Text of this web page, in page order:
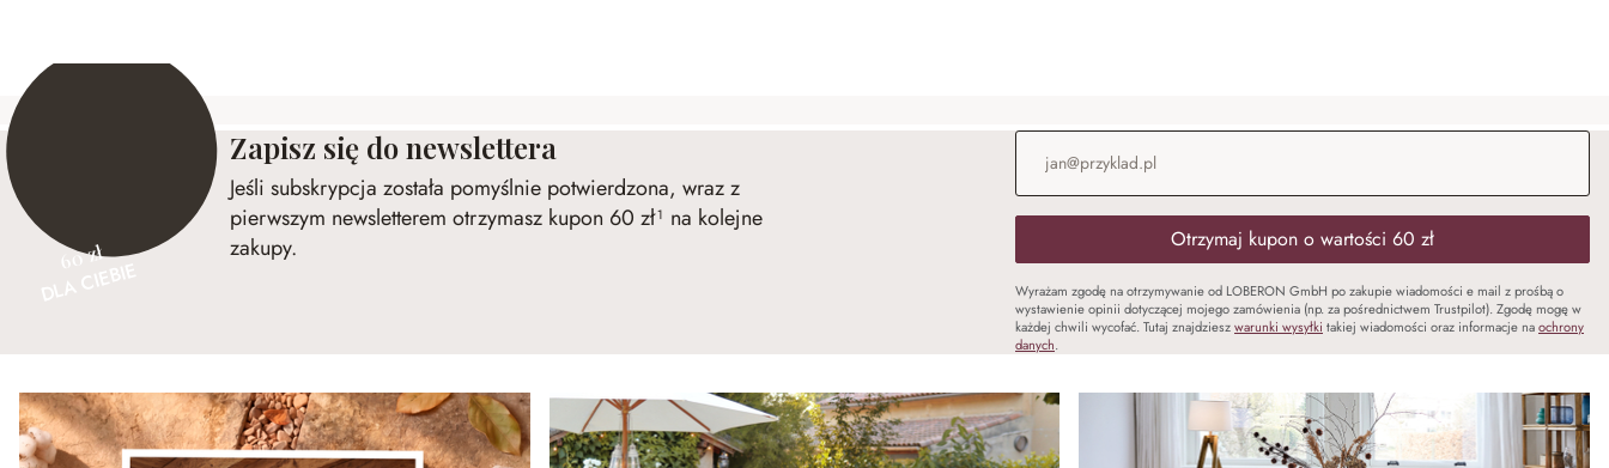
60 zł
Zapisz się do newslettera
Jeśli subskrypcja została pomyślnie potwierdzona, wraz z
pierwszym newsletterem otrzymasz kupon 60 zł¹ na kolejne
zakupy.
Adres e-mail
Otrzymaj kupon o wartości 60 zł
Wyrażam zgodę na otrzymywanie od LOBERON GmbH po zakupie wiadomości e mail z prośbą o
wystawienie opinii dotyczącej mojego zamówienia (np. za pośrednictwem Trustpilot). Zgodę mogę w
każdej chwili wycofać. Tutaj znajdzieszwarunki wysyłki takiej wiadomości oraz informacje naochrony
danych.